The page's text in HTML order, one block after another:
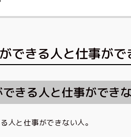
できる人と仕事がで
きる人と仕事ができ
人と仕事ができない人。